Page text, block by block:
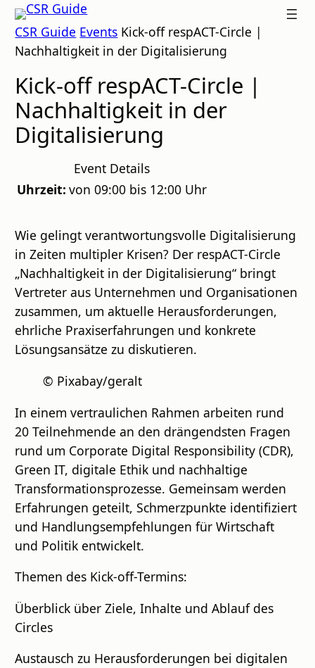
Zum
Inhalt
springen
CSR
GUIDE
CSR Guide Events Kick-off respACT-Circle |
Nachhaltigkeit in der Digitalisierung
Kick-off respACT-Circle |
Nachhaltigkeit in der
Digitalisierung
Event Details
Uhrzeit: von 09:00 bis 12:00 Uhr
Wie gelingt verantwortungsvolle Digitalisierung
in Zeiten multipler Krisen? Der respACT-Circle
„Nachhaltigkeit in der Digitalisierung“ bringt
Vertreter aus Unternehmen und Organisationen
zusammen, um aktuelle Herausforderungen,
ehrliche Praxiserfahrungen und konkrete
Lösungsansätze zu diskutieren.
© Pixabay/geralt
In einem vertraulichen Rahmen arbeiten rund
20 Teilnehmende an den drängendsten Fragen
rund um Corporate Digital Responsibility (CDR),
Green IT, digitale Ethik und nachhaltige
Transformationsprozesse. Gemeinsam werden
Erfahrungen geteilt, Schmerzpunkte identifiziert
und Handlungsempfehlungen für Wirtschaft
und Politik entwickelt.
Themen des Kick-off-Termins:
Überblick über Ziele, Inhalte und Ablauf des
Circles
Austausch zu Herausforderungen bei digitalen